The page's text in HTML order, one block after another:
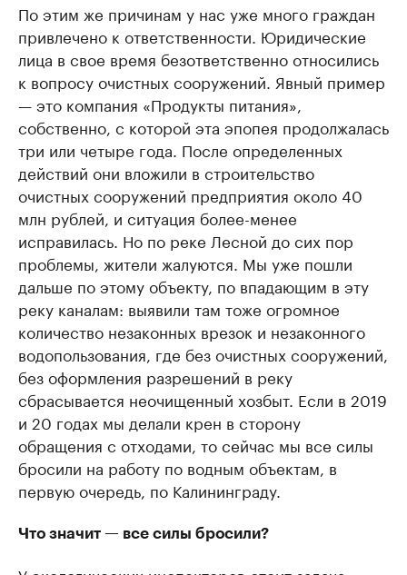
По этим же причинам у нас уже много граждан
привлечено к ответственности. Юридические
лица в свое время безответственно относились
к вопросу очистных сооружений. Явный пример
— это компания «Продукты питания»,
собственно, с которой эта эпопея продолжалась
три или четыре года. После определенных
действий они вложили в строительство
очистных сооружений предприятия около 40
млн рублей, и ситуация более-менее
исправилась. Но по реке Лесной до сих пор
проблемы, жители жалуются. Мы уже пошли
дальше по этому объекту, по впадающим в эту
реку каналам: выявили там тоже огромное
количество незаконных врезок и незаконного
водопользования, где без очистных сооружений,
без оформления разрешений в реку
сбрасывается неочищенный хозбыт. Если в 2019
и 20 годах мы делали крен в сторону
обращения с отходами, то сейчас мы все силы
бросили на работу по водным объектам, в
первую очередь, по Калининграду.
Что значит — все силы бросили?